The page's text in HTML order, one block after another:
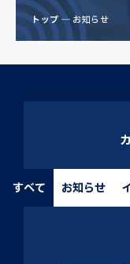
トップ お知らせ
すべて お知らせ